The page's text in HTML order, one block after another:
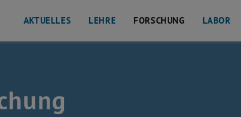
AKTUELLES LEHRE FORSCHUNG LABOR